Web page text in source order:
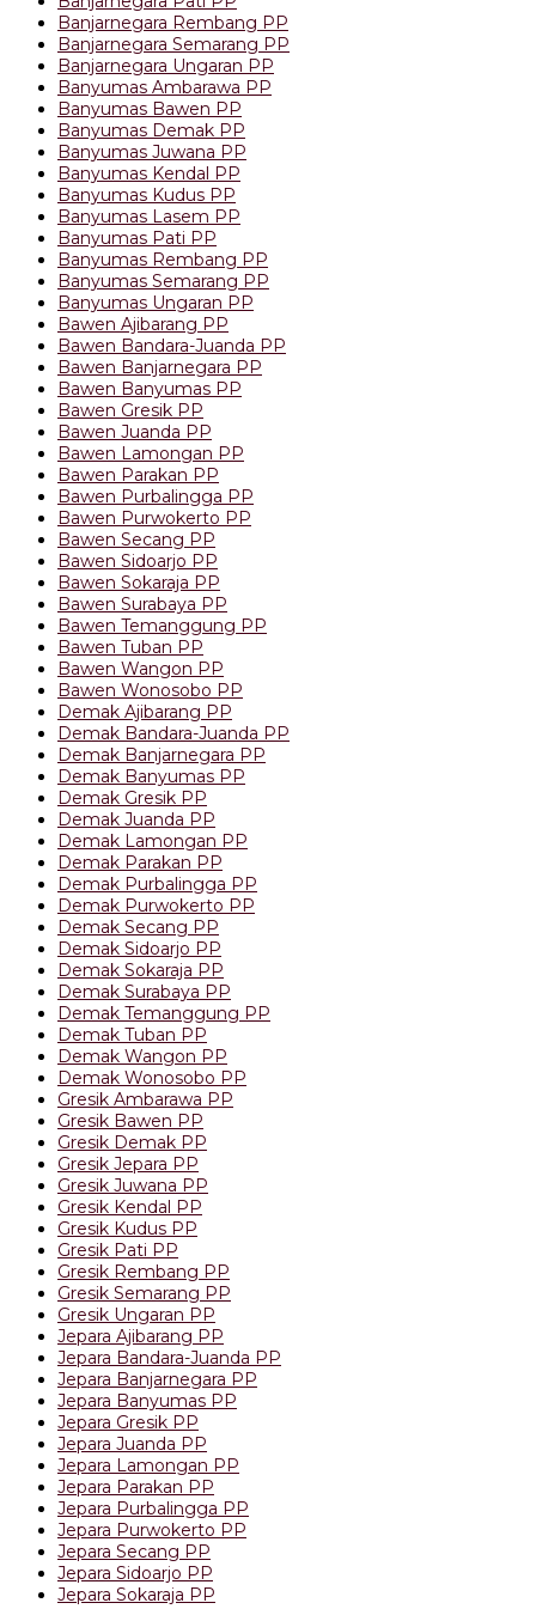
Banjarnegara Rembang PP
Banjarnegara Semarang PP
Banjarnegara Ungaran PP
Banyumas Ambarawa PP
Banyumas Bawen PP
Banyumas Demak PP
Banyumas Juwana PP
Banyumas Kendal PP
Banyumas Kudus PP
Banyumas Lasem PP
Banyumas Pati PP
Banyumas Rembang PP
Banyumas Semarang PP
Banyumas Ungaran PP
Bawen Ajibarang PP
Bawen Bandara-Juanda PP
Bawen Banjarnegara PP
Bawen Banyumas PP
Bawen Gresik PP
Bawen Juanda PP
Bawen Lamongan PP
Bawen Parakan PP
Bawen Purbalingga PP
Bawen Purwokerto PP
Bawen Secang PP
Bawen Sidoarjo PP
Bawen Sokaraja PP
Bawen Surabaya PP
Bawen Temanggung PP
Bawen Tuban PP
Bawen Wangon PP
Bawen Wonosobo PP
Demak Ajibarang PP
Demak Bandara-Juanda PP
Demak Banjarnegara PP
Demak Banyumas PP
Demak Gresik PP
Demak Juanda PP
Demak Lamongan PP
Demak Parakan PP
Demak Purbalingga PP
Demak Purwokerto PP
Demak Secang PP
Demak Sidoarjo PP
Demak Sokaraja PP
Demak Surabaya PP
Demak Temanggung PP
Demak Tuban PP
Demak Wangon PP
Demak Wonosobo PP
Gresik Ambarawa PP
Gresik Bawen PP
Gresik Demak PP
Gresik Jepara PP
Gresik Juwana PP
Gresik Kendal PP
Gresik Kudus PP
Gresik Pati PP
Gresik Rembang PP
Gresik Semarang PP
Gresik Ungaran PP
Jepara Ajibarang PP
Jepara Bandara-Juanda PP
Jepara Banjarnegara PP
Jepara Banyumas PP
Jepara Gresik PP
Jepara Juanda PP
Jepara Lamongan PP
Jepara Parakan PP
Jepara Purbalingga PP
Jepara Purwokerto PP
Jepara Secang PP
Jepara Sidoarjo PP
Jepara Sokaraja PP